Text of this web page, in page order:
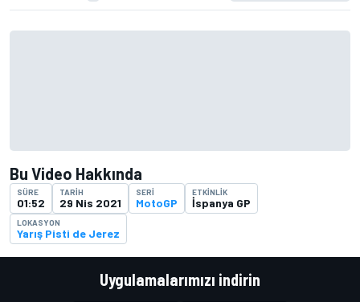
Bu Video Hakkında
SÜRE
01:52
TARIH
29 Nis 2021
SERI
MotoGP
ETKINLIK
İspanya GP
LOKASYON
Yarış Pisti de Jerez
Uygulamalarımızı indirin